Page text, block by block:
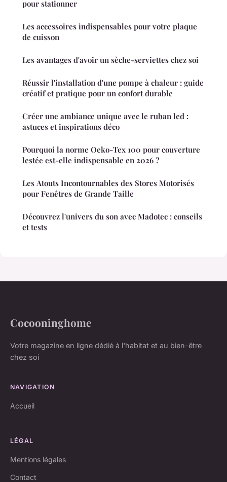
pour stationner
Les accessoires indispensables pour votre plaque
de cuisson
Les avantages d'avoir un sèche-serviettes chez soi
Réussir l'installation d'une pompe à chaleur : guide
créatif et pratique pour un confort durable
Créer une ambiance unique avec le ruban led :
astuces et inspirations déco
Pourquoi la norme Oeko-Tex 100 pour couverture
lestée est-elle indispensable en 2026 ?
Les Atouts Incontournables des Stores Motorisés
pour Fenêtres de Grande Taille
Découvrez l'univers du son avec Madotec : conseils
et tests
Cocooninghome
Votre magazine en ligne dédié à l'habitat et au bien-être
chez soi
NAVIGATION
Accueil
LÉGAL
Mentions légales
Contact